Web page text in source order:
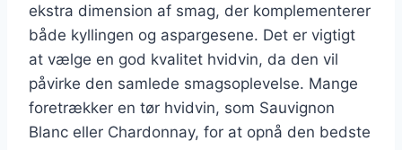
ekstra dimension af smag, der komplementerer
både kyllingen og aspargesene. Det er vigtigt
at vælge en god kvalitet hvidvin, da den vil
påvirke den samlede smagsoplevelse. Mange
foretrækker en tør hvidvin, som Sauvignon
Blanc eller Chardonnay, for at opnå den bedste